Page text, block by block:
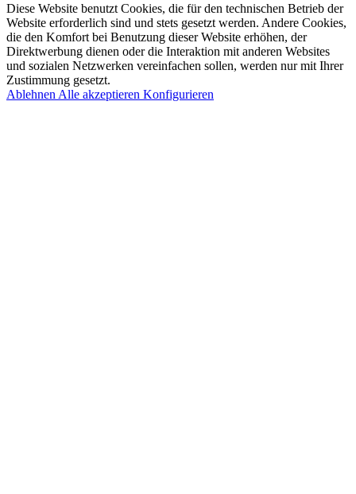
Diese Website benutzt Cookies, die für den technischen Betrieb der
Website erforderlich sind und stets gesetzt werden. Andere Cookies,
die den Komfort bei Benutzung dieser Website erhöhen, der
Direktwerbung dienen oder die Interaktion mit anderen Websites
und sozialen Netzwerken vereinfachen sollen, werden nur mit Ihrer
Zustimmung gesetzt.
Ablehnen Alle akzeptieren Konfigurieren